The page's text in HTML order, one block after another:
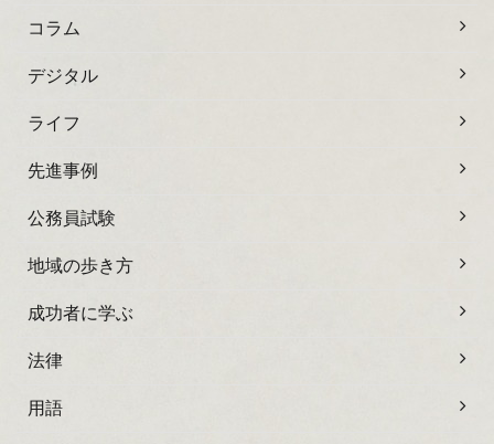
コラム
デジタル
ライフ
先進事例
公務員試験
地域の歩き方
成功者に学ぶ
法律
用語